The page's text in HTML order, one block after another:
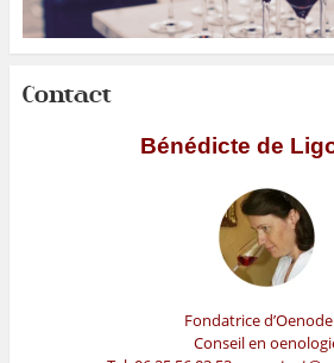
Contact
Bénédicte de
Fondatrice
Conseil en